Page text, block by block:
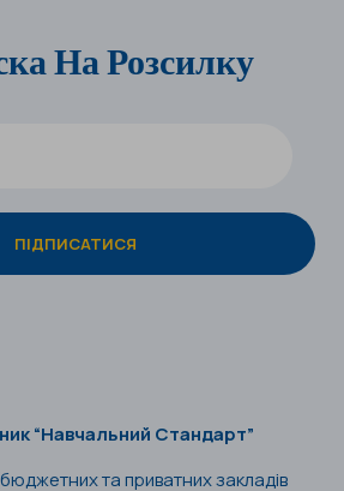
На Розсилку
“Навчальний Стандарт”
та приватних закладів